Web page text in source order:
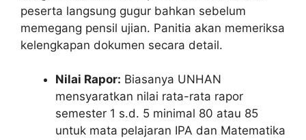
peserta langsung gugur bahkan sebelum
memegang pensil ujian. Panitia akan memeriksa
kelengkapan dokumen secara detail.
Nilai Rapor: Biasanya UNHAN
mensyaratkan nilai rata-rata rapor
semester 1 s.d. 5 minimal 80 atau 85
untuk mata pelajaran IPA dan Matematika